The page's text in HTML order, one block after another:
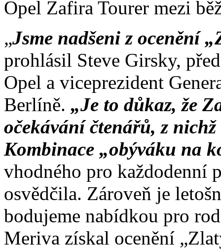
Opel Zafira Tourer mezi
„Jsme nadšeni z ocenění
prohlásil Steve Girsky,
Opel a viceprezident
Berlíně. „Je to důkaz, že
očekávání čtenářů, z
Kombinace „obýváku na
vhodného pro každodenní
osvědčila. Zároveň je
bodujeme nabídkou pro
Meriva získal ocenění